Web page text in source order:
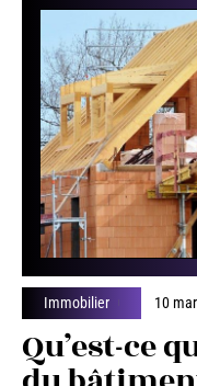
Immobilier 10
Qu’est-ce